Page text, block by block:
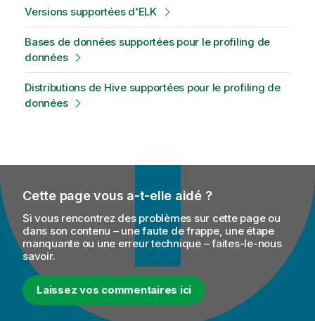
Versions supportées d'ELK
Bases de données supportées pour le profiling de
données
Distributions de Hive supportées pour le profiling de
données
Cette page vous a-t-elle aidé ?
Si vous rencontrez des problèmes sur cette page ou
dans son contenu – une faute de frappe, une étape
manquante ou une erreur technique – faites-le-nous
savoir.
Laissez vos commentaires ici